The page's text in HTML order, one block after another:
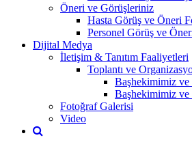
Öneri ve Görüşleriniz
Hasta Görüş ve Öneri
Personel Görüş ve
Dijital Medya
İletişim & Tanıtım Faaliyetleri
Toplantı ve
Başhekimimiz ve
Başhekimimiz ve
Fotoğraf Galerisi
Video